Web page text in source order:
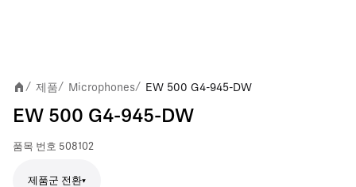
/ 제품/ Microphones/ EW 500 G4-945-DW
EW 500 G4-945-DW
품목 번호 508102
제품군 전환